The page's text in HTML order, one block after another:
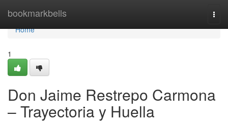
bookmarkbells
Home
Home
1
Don Jaime Restrepo Carmona
– Trayectoria y Huella